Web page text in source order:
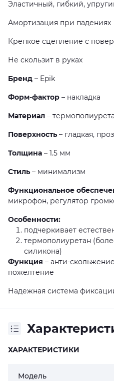
Эластичный, гибкий,
Амортизация при падениях
Крепкое сцепление с
Не скользит в руках
Бренд – Epik
Форм-фактор – накладка
Материал –
Поверхность – гладкая,
Толщина – 1.5 мм
Стиль – минимализм
Функциональное
микрофон, регулятор
Особенности:
подчеркивает
термополиуретан
силикона)
Функция – анти-
пожелтение
Надежная система
ХАРАКТЕРИСТИКИ
Модель